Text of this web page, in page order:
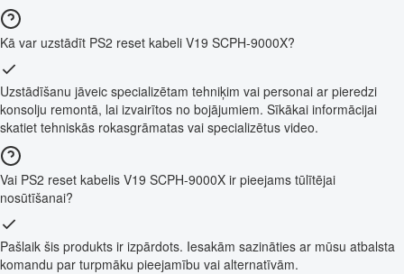
Kā var uzstādīt PS2 reset kabeli V19 SCPH-9000X?
Uzstādīšanu jāveic specializētam tehniķim vai personai ar pieredzi
konsolju remontā, lai izvairītos no bojājumiem. Sīkākai informācijai
skatiet tehniskās rokasgrāmatas vai specializētus video.
Vai PS2 reset kabelis V19 SCPH-9000X ir pieejams tūlītējai
nosūtīšanai?
Pašlaik šis produkts ir izpārdots. Iesakām sazināties ar mūsu atbalsta
komandu par turpmāku pieejamību vai alternatīvām.